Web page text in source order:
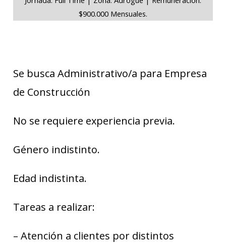
$900.000 Mensuales.
Se busca Administrativo/a para Empresa
de Construcción
No se requiere experiencia previa.
Género indistinto.
Edad indistinta.
Tareas a realizar:
– Atención a clientes por distintos